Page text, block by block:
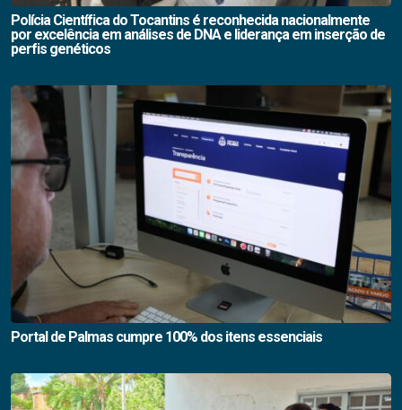
Polícia Científica do Tocantins é reconhecida nacionalmente
por excelência em análises de DNA e liderança em inserção de
perfis genéticos
Portal de Palmas cumpre 100% dos itens essenciais